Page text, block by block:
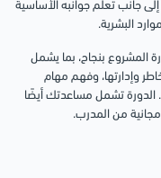
جانب تعلم جوانبه الأساسية
البشرية.
المشروع بنجاح، بما يشمل
وإدارتها، وفهم مهام
الدورة تشمل مساعدتك أيضًا
من المدرب.